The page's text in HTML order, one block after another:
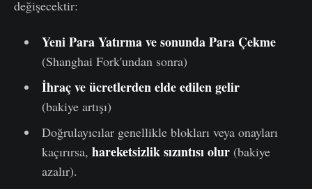
değişecektir:
Yeni Para Yatırma ve sonunda Para Çekme
(Shanghai Fork'undan sonra)
İhraç ve ücretlerden elde edilen gelir
(bakiye artışı)
Doğrulayıcılar genellikle blokları veya onayları
kaçırırsa, hareketsizlik sızıntısı olur (bakiye
azalır).